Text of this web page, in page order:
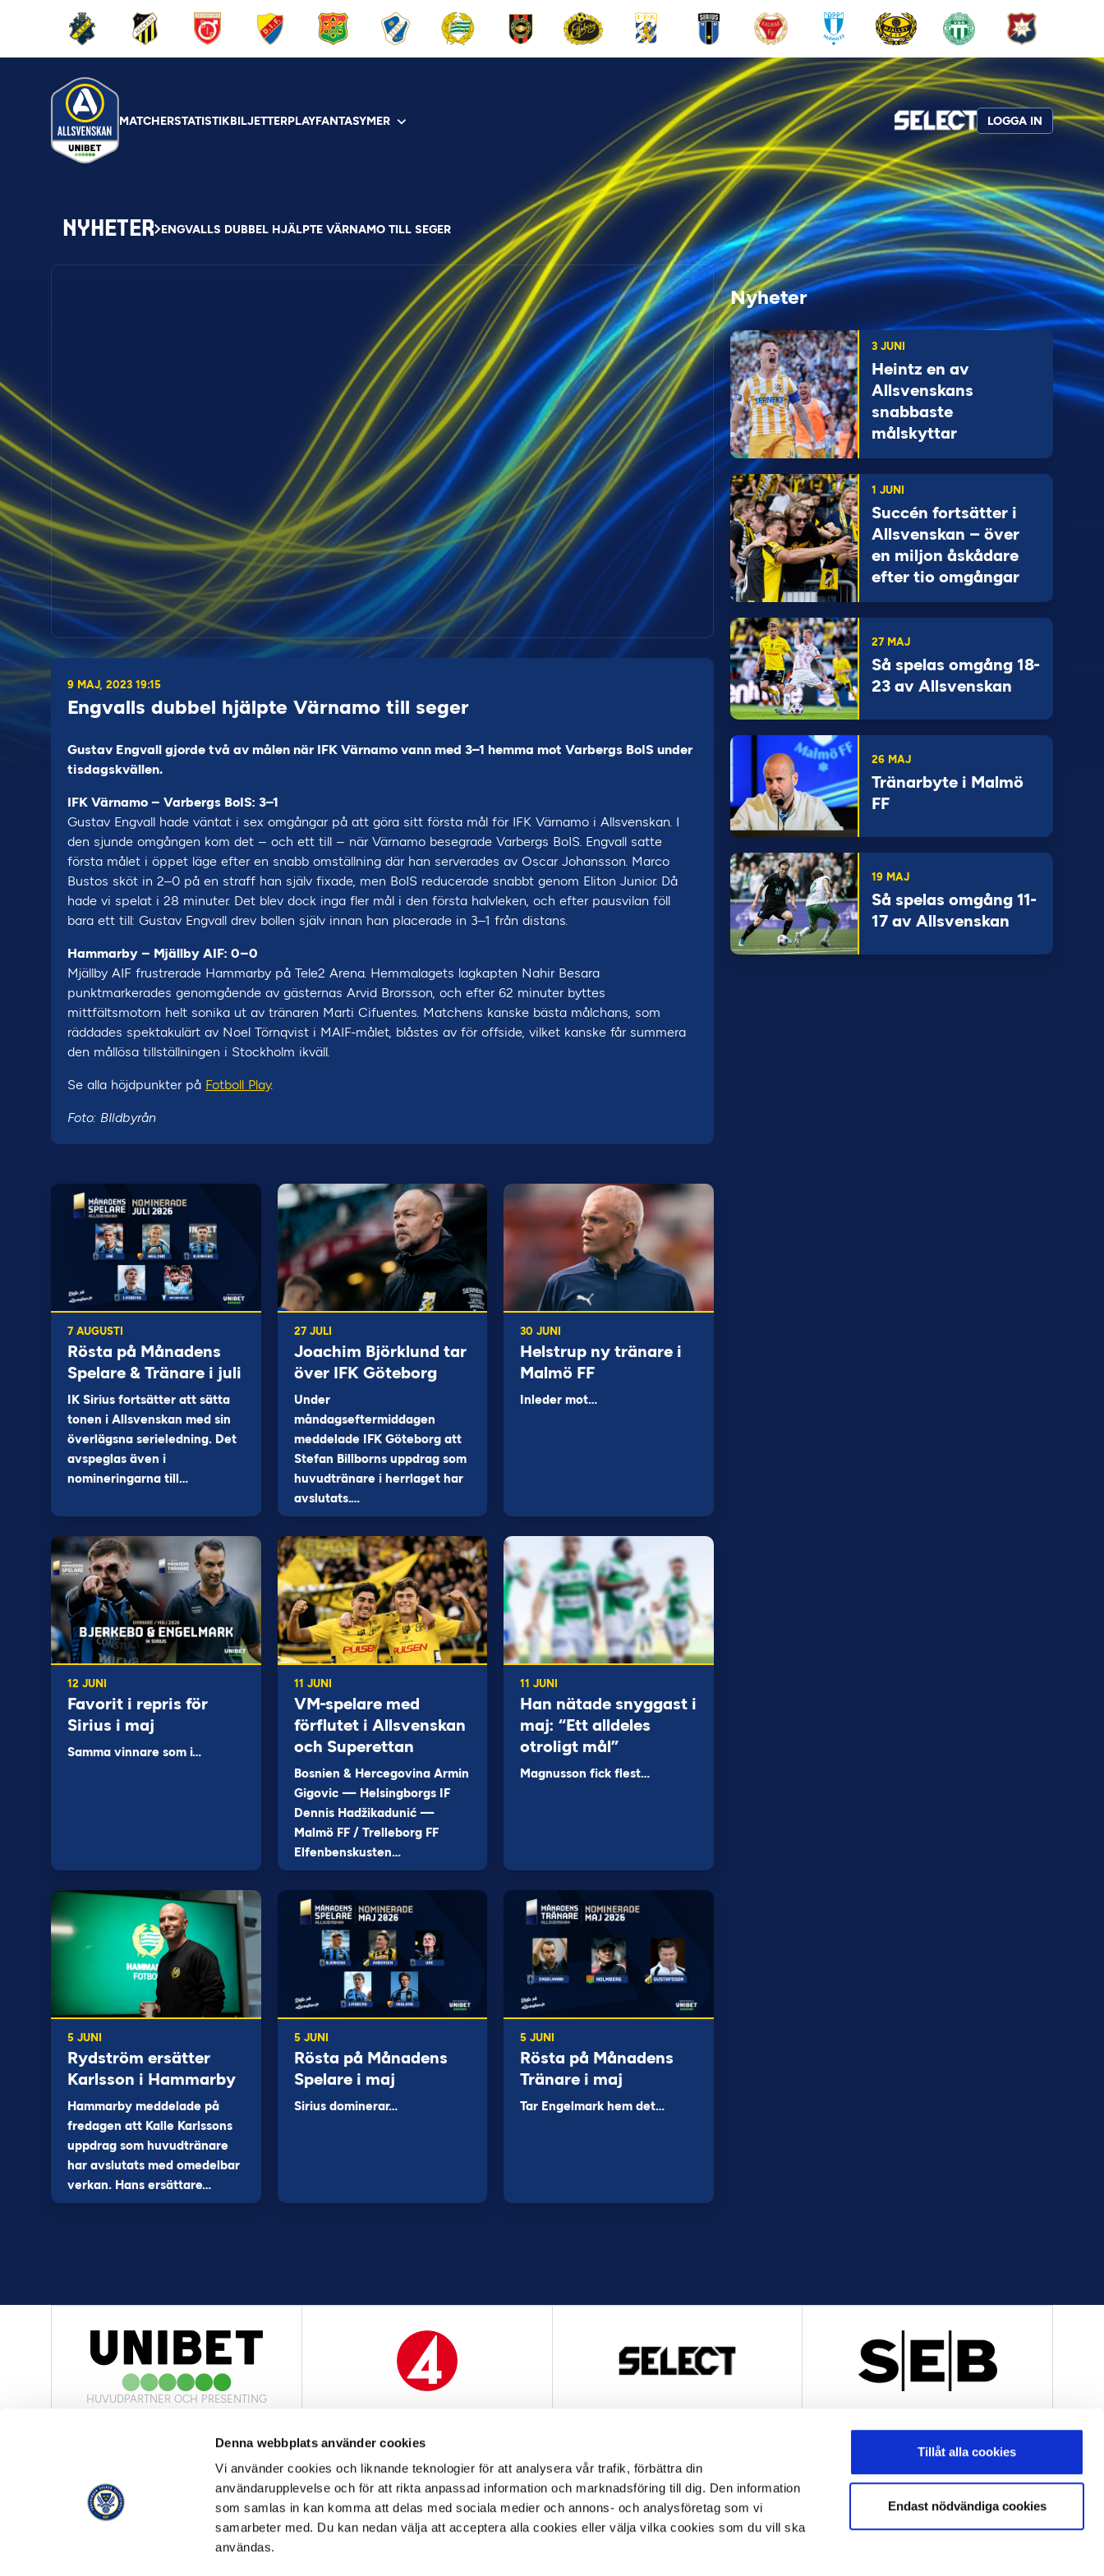
Denna webbplats använder cookies
Vi använder cookies och liknande teknologier för att analysera vår trafik, förbättra din
användarupplevelse och för att rikta anpassad information och marknadsföring till dig. Den information
som samlas in kan komma att delas med sociala medier och annons- och analysföretag som vi
samarbeter med. Du kan nedan välja att acceptera alla cookies eller välja vilka cookies som du vill ska
användas.
Tillåt alla cookies
Endast nödvändiga cookies
MATCHERSTATISTIKBILJETTERPLAYFANTASYMER LOGGA IN
NYHETER ENGVALLS DUBBEL HJÄLPTE VÄRNAMO TILL SEGER
9 MAJ, 2023 19:15
Engvalls dubbel hjälpte Värnamo till seger
Gustav Engvall gjorde två av målen när IFK Värnamo vann med 3–1 hemma mot Varbergs BoIS under
tisdagskvällen.
IFK Värnamo – Varbergs BoIS: 3–1
Gustav Engvall hade väntat i sex omgångar på att göra sitt första mål för IFK Värnamo i Allsvenskan. I
den sjunde omgången kom det – och ett till – när Värnamo besegrade Varbergs BoIS. Engvall satte
första målet i öppet läge efter en snabb omställning där han serverades av Oscar Johansson. Marco
Bustos sköt in 2–0 på en straff han själv fixade, men BoIS reducerade snabbt genom Eliton Junior. Då
hade vi spelat i 28 minuter. Det blev dock inga fler mål i den första halvleken, och efter pausvilan föll
bara ett till: Gustav Engvall drev bollen själv innan han placerade in 3–1 från distans.
Hammarby – Mjällby AIF: 0–0
Mjällby AIF frustrerade Hammarby på Tele2 Arena. Hemmalagets lagkapten Nahir Besara
punktmarkerades genomgående av gästernas Arvid Brorsson, och efter 62 minuter byttes
mittfältsmotorn helt sonika ut av tränaren Marti Cifuentes. Matchens kanske bästa målchans, som
räddades spektakulärt av Noel Törnqvist i MAIF-målet, blåstes av för offside, vilket kanske får summera
den mållösa tillställningen i Stockholm ikväll.
Se alla höjdpunkter på Fotboll Play.
Foto: BIldbyrån
7 AUGUSTI
Rösta på Månadens
Spelare & Tränare i juli
IK Sirius fortsätter att sätta
tonen i Allsvenskan med sin
överlägsna serieledning. Det
avspeglas även i
nomineringarna till…
27 JULI
Joachim Björklund tar
över IFK Göteborg
Under
måndagseftermiddagen
meddelade IFK Göteborg att
Stefan Billborns uppdrag som
huvudtränare i herrlaget har
avslutats.…
30 JUNI
Helstrup ny tränare i
Malmö FF
Inleder mot…
12 JUNI
Favorit i repris för
Sirius i maj
Samma vinnare som i…
11 JUNI
VM-spelare med
förflutet i Allsvenskan
och Superettan
Bosnien & Hercegovina Armin
Gigovic — Helsingborgs IF
Dennis Hadžikadunić —
Malmö FF / Trelleborg FF
Elfenbenskusten…
11 JUNI
Han nätade snyggast i
maj: “Ett alldeles
otroligt mål”
Magnusson fick flest…
5 JUNI
Rydström ersätter
Karlsson i Hammarby
Hammarby meddelade på
fredagen att Kalle Karlssons
uppdrag som huvudtränare
har avslutats med omedelbar
verkan. Hans ersättare…
5 JUNI
Rösta på Månadens
Spelare i maj
Sirius dominerar…
5 JUNI
Rösta på Månadens
Tränare i maj
Tar Engelmark hem det…
Nyheter
3 JUNI
Heintz en av
Allsvenskans
snabbaste
målskyttar
1 JUNI
Succén fortsätter i
Allsvenskan – över
en miljon åskådare
efter tio omgångar
27 MAJ
Så spelas omgång 18-
23 av Allsvenskan
26 MAJ
Tränarbyte i Malmö
FF
19 MAJ
Så spelas omgång 11-
17 av Allsvenskan
HUVUDPARTNER OCH PRESENTING
OFFICIELL LEVERANTÖR